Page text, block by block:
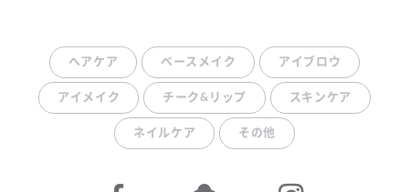
ヘアケア ベースメイク アイブロウ
アイメイク チーク&リップ スキンケア
ネイルケア その他